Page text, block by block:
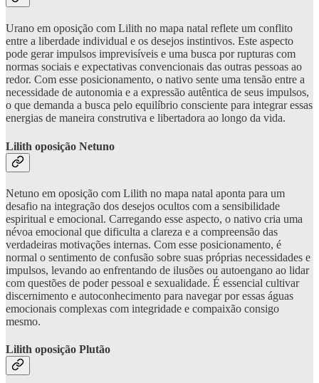
Urano em oposição com Lilith no mapa natal reflete um conflito
entre a liberdade individual e os desejos instintivos. Este aspecto
pode gerar impulsos imprevisíveis e uma busca por rupturas com
normas sociais e expectativas convencionais das outras pessoas ao
redor. Com esse posicionamento, o nativo sente uma tensão entre a
necessidade de autonomia e a expressão autêntica de seus impulsos,
o que demanda a busca pelo equilíbrio consciente para integrar essas
energias de maneira construtiva e libertadora ao longo da vida.
Lilith oposição Netuno
Netuno em oposição com Lilith no mapa natal aponta para um
desafio na integração dos desejos ocultos com a sensibilidade
espiritual e emocional. Carregando esse aspecto, o nativo cria uma
névoa emocional que dificulta a clareza e a compreensão das
verdadeiras motivações internas. Com esse posicionamento, é
normal o sentimento de confusão sobre suas próprias necessidades e
impulsos, levando ao enfrentando de ilusões ou autoengano ao lidar
com questões de poder pessoal e sexualidade. É essencial cultivar
discernimento e autoconhecimento para navegar por essas águas
emocionais complexas com integridade e compaixão consigo
mesmo.
Lilith oposição Plutão